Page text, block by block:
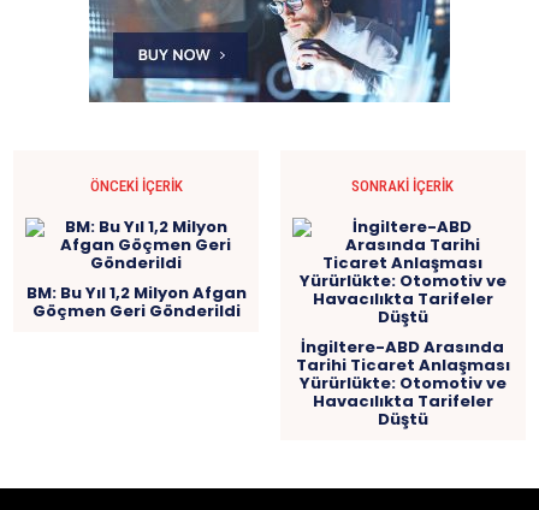
ÖNCEKI İÇERIK
BM: Bu Yıl 1,2 Milyon Afgan
Göçmen Geri Gönderildi
SONRAKI İÇERIK
İngiltere-ABD Arasında
Tarihi Ticaret Anlaşması
Yürürlükte: Otomotiv ve
Havacılıkta Tarifeler
Düştü